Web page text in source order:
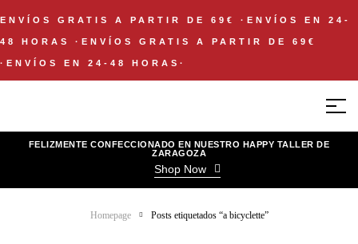
ENVÍOS GRATIS A PARTIR DE 69€ · ENVÍOS EN 24-
48 HORAS · ENVÍOS GRATIS A PARTIR DE 69€
· ENVÍOS EN 24-48 HORAS ·
FELIZMENTE CONFECCIONADO EN NUESTRO HAPPY TALLER DE
ZARAGOZA
Shop Now
Homepage Posts etiquetados “a bicyclette”